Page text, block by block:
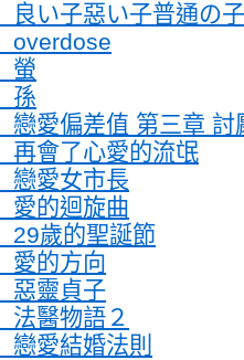
良い子惡い子普通の子
overdose
螢
孫
戀愛偏差值 第三章
再會了心愛的流氓
戀愛女市長
愛的迴旋曲
29歲的聖誕節
愛的方向
惡靈貞子
法醫物語２
戀愛結婚法則